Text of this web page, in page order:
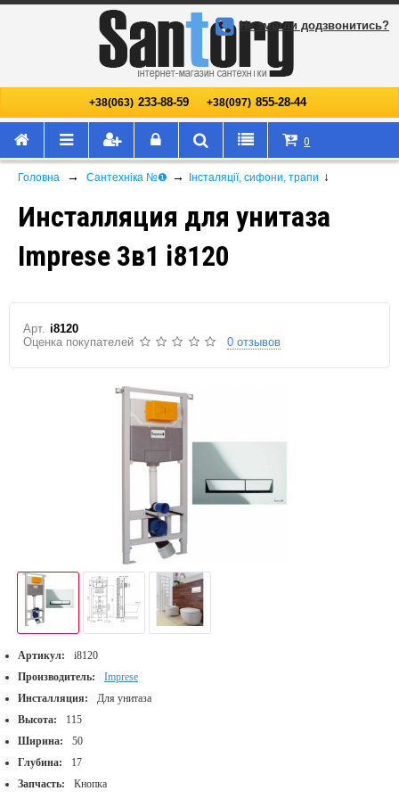
+38(063) 233-88-59 +38(097) 855-28-44
Не змогли додзвонитись?
0
Головна → Сантехніка №❶ → Інсталяції, сифони, трапи ↓
Инсталляция для унитаза
Imprese 3в1 i8120
Арт. i8120
Оценка покупателей
0 отзывов
Артикул:
i8120
Производитель:
Imprese
Инсталляция:
Для унитаза
Высота:
115
Ширина:
50
Глубина:
17
Запчасть:
Кнопка